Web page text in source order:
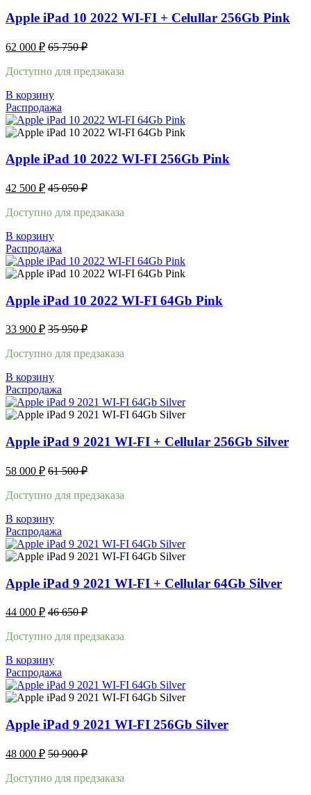
Apple iPad 10 2022 WI-FI + Celullar 256Gb Pink
62 000 ₽ 65 750₽
Доступно для предзаказа
В корзину
Распродажа
Apple iPad 10 2022 WI-FI 256Gb Pink
42 500 ₽ 45 050₽
Доступно для предзаказа
В корзину
Распродажа
Apple iPad 10 2022 WI-FI 64Gb Pink
33 900 ₽ 35 950₽
Доступно для предзаказа
В корзину
Распродажа
Apple iPad 9 2021 WI-FI + Cellular 256Gb Silver
58 000 ₽ 61 500₽
Доступно для предзаказа
В корзину
Распродажа
Apple iPad 9 2021 WI-FI + Cellular 64Gb Silver
44 000 ₽ 46 650₽
Доступно для предзаказа
В корзину
Распродажа
Apple iPad 9 2021 WI-FI 256Gb Silver
48 000 ₽ 50 900₽
Доступно для предзаказа